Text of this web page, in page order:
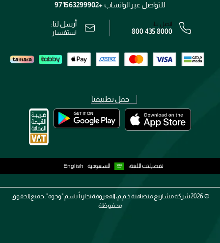
الشروط و الأحكام
رقم السجل التجاري: 7013320481 — صادر من وزارة التجارة
للتواصل عبر الواتساب +971563299902
اتصل بنا:
800 435 8000
أرسل لنا:
استفسار
حمل تطبيقنا
تفضيلات اللغة: السعودية English
2026 ©شركة مشاريع متضامنة ذ.م.م، المعروفة تجارياً باسم "وجوه". جميع الحقوق
محفوظة